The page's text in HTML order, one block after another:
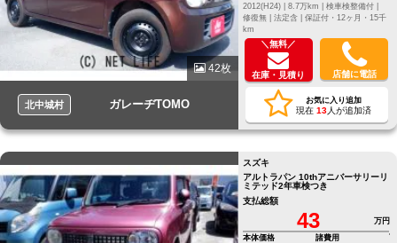
42枚
北中城村 ガレーヂTOMO
2012(H24) |
8.7万km |
検車検整備付 |
修復無 | 法定含 | 保証付・12ヶ月・15千
km
＼無料／
在庫・見積り 店舗に電話
お気に入り追加
現在 13人が追加済
スズキ
アルトラパン 10thアニバーサリーリ
ミテッド2年車検つき
支払総額
43
万円
本体価格
諸費用